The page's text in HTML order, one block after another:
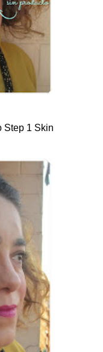
Step 1 Skin